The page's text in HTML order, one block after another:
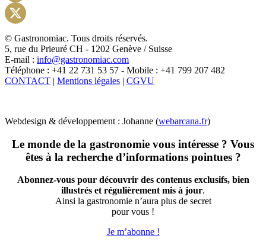
X
© Gastronomiac. Tous droits réservés.
5, rue du Prieuré CH - 1202 Genève / Suisse
E-mail : info@gastronomiac.com
Téléphone : +41 22 731 53 57 - Mobile : +41 799 207 482
CONTACT | Mentions légales | CGVU
Webdesign & développement : Johanne (webarcana.fr)
Le monde de la gastronomie vous intéresse ? Vous
êtes à la recherche d’informations pointues ?
Abonnez-vous pour découvrir des contenus exclusifs, bien
illustrés et régulièrement mis à jour.
Ainsi la gastronomie n’aura plus de secret
pour vous !
Je m’abonne !